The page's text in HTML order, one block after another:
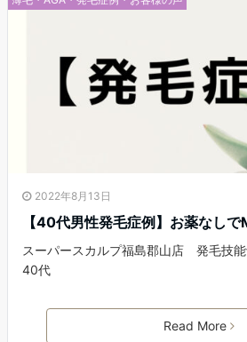
2022年8月13日
【40代男性発毛症例】お薬なしで
スーパースカルプ福島郡山店 発毛技
40代
Read More